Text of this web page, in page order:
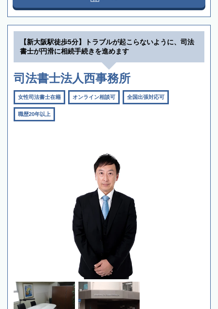
【新大阪駅徒歩5分】トラブルが起こらないように、司法
書士が円滑に相続手続きを進めます
司法書士法人西事務所
女性司法書士在籍 オンライン相談可 全国出張対応可
職歴20年以上